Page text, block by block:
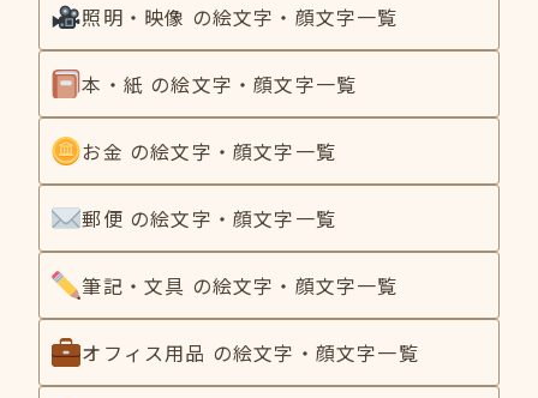
照明・映像 の絵文字・顔文字一覧
本・紙 の絵文字・顔文字一覧
お金 の絵文字・顔文字一覧
郵便 の絵文字・顔文字一覧
筆記・文具 の絵文字・顔文字一覧
オフィス用品 の絵文字・顔文字一覧